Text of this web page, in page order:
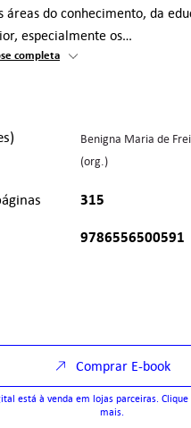
áreas do conhecimento, da
especialmente os…
completa
Benigna Maria de
(org.)
315
9786556500591
Comprar E-book
está à venda em lojas parceiras.
mais.